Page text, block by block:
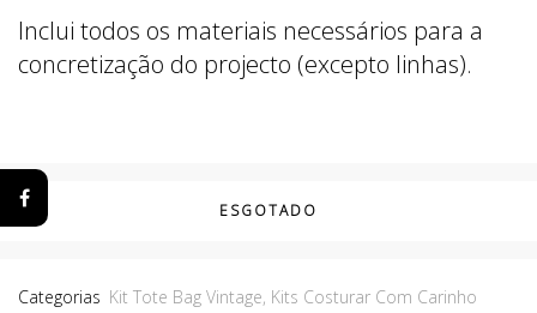
Inclui todos os materiais necessários para a
concretização do projecto (excepto linhas).
ESGOTADO
Categorias Kit Tote Bag Vintage, Kits Costurar Com Carinho